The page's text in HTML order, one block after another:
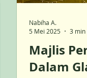
Majlis
Dalam
Nabiha A.
5 Mei 2025
3 min